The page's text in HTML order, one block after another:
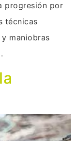
progresión por
técnicas
maniobras